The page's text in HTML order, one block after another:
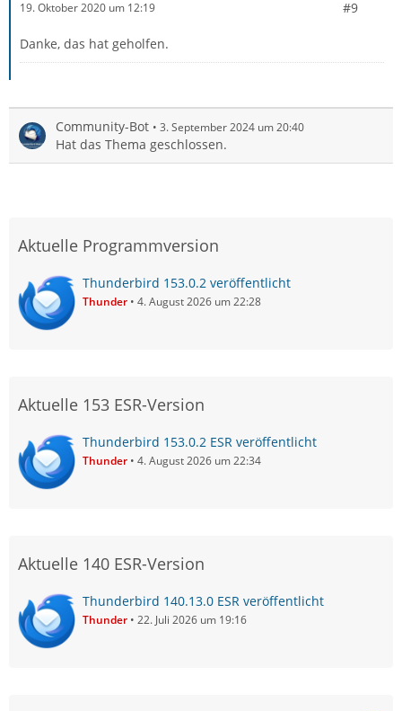
19. Oktober 2020 um 12:19 #9
Danke, das hat geholfen.
Community-Bot 3. September 2024 um 20:40
Hat das Thema geschlossen.
Aktuelle Programmversion
Thunderbird 153.0.2 veröffentlicht
Thunder 4. August 2026 um 22:28
Aktuelle 153 ESR-Version
Thunderbird 153.0.2 ESR veröffentlicht
Thunder 4. August 2026 um 22:34
Aktuelle 140 ESR-Version
Thunderbird 140.13.0 ESR veröffentlicht
Thunder 22. Juli 2026 um 19:16